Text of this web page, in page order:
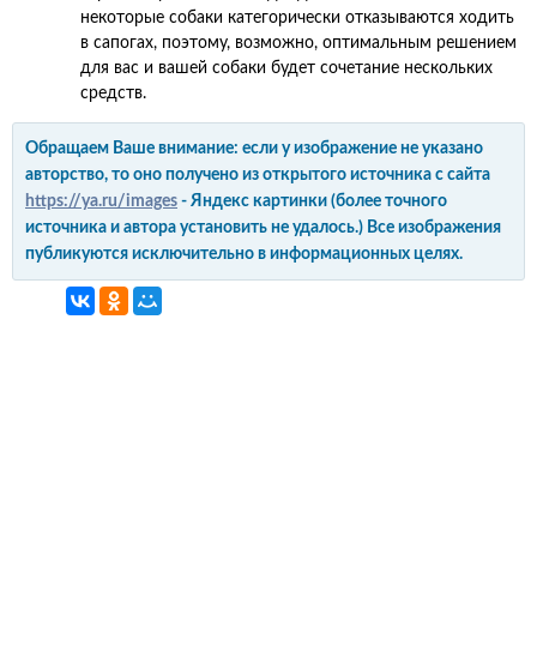
некоторые собаки категорически отказываются ходить
в сапогах, поэтому, возможно, оптимальным решением
для вас и вашей собаки будет сочетание нескольких
средств.
Обращаем Ваше внимание: если у изображение не указано
авторство, то оно получено из открытого источника с сайта
https://ya.ru/images - Яндекс картинки (более точного
источника и автора установить не удалось.) Все изображения
публикуются исключительно в информационных целях.